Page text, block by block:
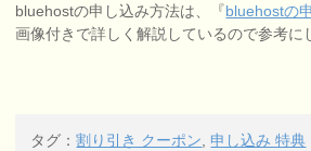
bluehostの申し込み方法は、『bluehostの
画像付きで詳しく解説しているので参考に
タグ：割り引き クーポン, 申し込み 特典